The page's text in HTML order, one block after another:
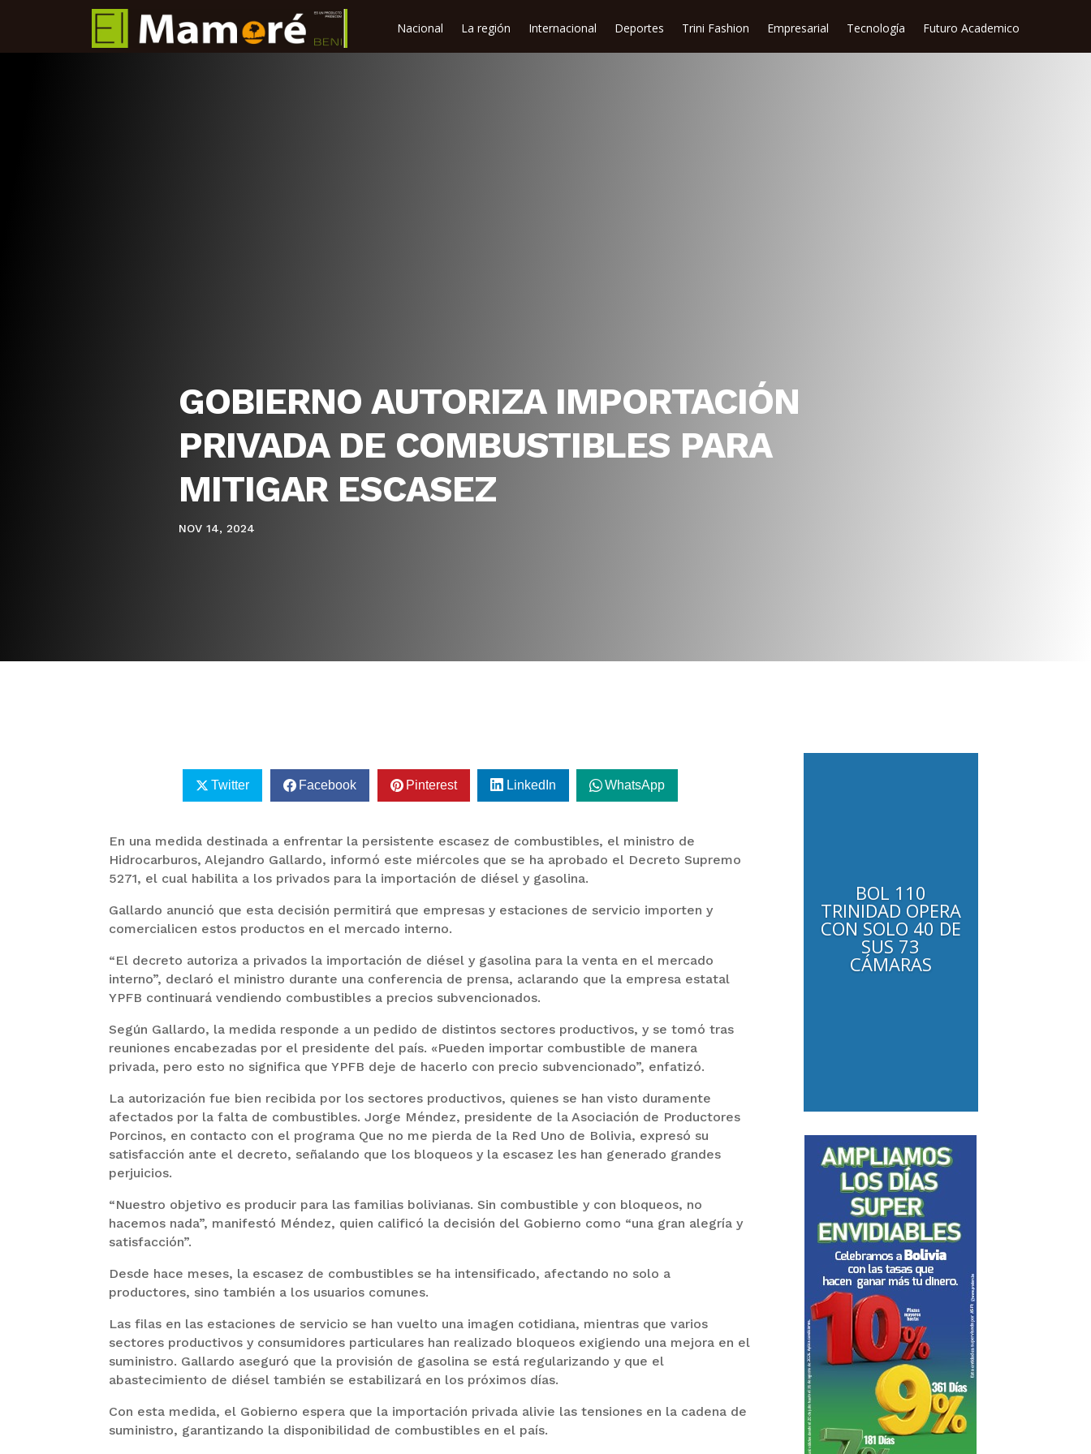
Nacional La región Internacional Deportes Trini Fashion Empresarial Tecnología Futuro Academico
GOBIERNO AUTORIZA IMPORTACIÓN
PRIVADA DE COMBUSTIBLES PARA
MITIGAR ESCASEZ
NOV 14, 2024
Twitter Facebook Pinterest LinkedIn WhatsApp
En una medida destinada a enfrentar la persistente escasez de combustibles, el ministro de
Hidrocarburos, Alejandro Gallardo, informó este miércoles que se ha aprobado el Decreto Supremo
5271, el cual habilita a los privados para la importación de diésel y gasolina.
Gallardo anunció que esta decisión permitirá que empresas y estaciones de servicio importen y
comercialicen estos productos en el mercado interno.
“El decreto autoriza a privados la importación de diésel y gasolina para la venta en el mercado
interno”, declaró el ministro durante una conferencia de prensa, aclarando que la empresa estatal
YPFB continuará vendiendo combustibles a precios subvencionados.
Según Gallardo, la medida responde a un pedido de distintos sectores productivos, y se tomó tras
reuniones encabezadas por el presidente del país. «Pueden importar combustible de manera
privada, pero esto no significa que YPFB deje de hacerlo con precio subvencionado”, enfatizó.
La autorización fue bien recibida por los sectores productivos, quienes se han visto duramente
afectados por la falta de combustibles. Jorge Méndez, presidente de la Asociación de Productores
Porcinos, en contacto con el programa Que no me pierda de la Red Uno de Bolivia, expresó su
satisfacción ante el decreto, señalando que los bloqueos y la escasez les han generado grandes
perjuicios.
“Nuestro objetivo es producir para las familias bolivianas. Sin combustible y con bloqueos, no
hacemos nada”, manifestó Méndez, quien calificó la decisión del Gobierno como “una gran alegría y
satisfacción”.
Desde hace meses, la escasez de combustibles se ha intensificado, afectando no solo a
productores, sino también a los usuarios comunes.
Las filas en las estaciones de servicio se han vuelto una imagen cotidiana, mientras que varios
sectores productivos y consumidores particulares han realizado bloqueos exigiendo una mejora en el
suministro. Gallardo aseguró que la provisión de gasolina se está regularizando y que el
abastecimiento de diésel también se estabilizará en los próximos días.
Con esta medida, el Gobierno espera que la importación privada alivie las tensiones en la cadena de
suministro, garantizando la disponibilidad de combustibles en el país.
BOL 110
TRINIDAD OPERA
CON SOLO 40 DE
SUS 73
CÁMARAS